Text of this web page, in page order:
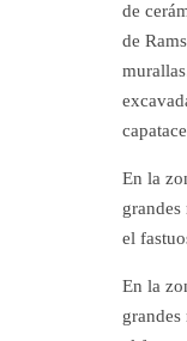
de
de
En la
el
En la